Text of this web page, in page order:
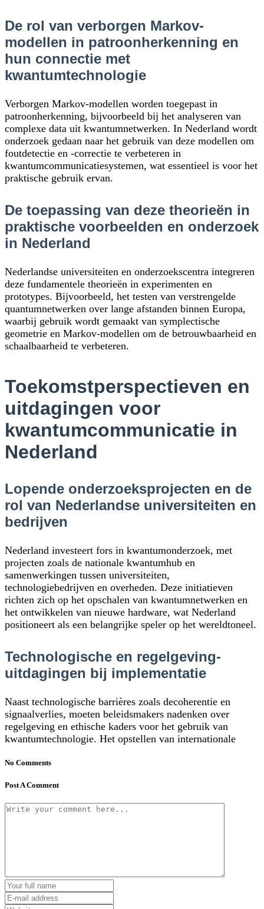
De rol van verborgen Markov-
modellen in patroonherkenning en
hun connectie met
kwantumtechnologie
Verborgen Markov-modellen worden toegepast in
patroonherkenning, bijvoorbeeld bij het analyseren van
complexe data uit kwantumnetwerken. In Nederland wordt
onderzoek gedaan naar het gebruik van deze modellen om
foutdetectie en -correctie te verbeteren in
kwantumcommunicatiesystemen, wat essentieel is voor het
praktische gebruik ervan.
De toepassing van deze theorieën in
praktische voorbeelden en onderzoek
in Nederland
Nederlandse universiteiten en onderzoekscentra integreren
deze fundamentele theorieën in experimenten en
prototypes. Bijvoorbeeld, het testen van verstrengelde
quantumnetwerken over lange afstanden binnen Europa,
waarbij gebruik wordt gemaakt van symplectische
geometrie en Markov-modellen om de betrouwbaarheid en
schaalbaarheid te verbeteren.
Toekomstperspectieven en
uitdagingen voor
kwantumcommunicatie in
Nederland
Lopende onderzoeksprojecten en de
rol van Nederlandse universiteiten en
bedrijven
Nederland investeert fors in kwantumonderzoek, met
projecten zoals de nationale kwantumhub en
samenwerkingen tussen universiteiten,
technologiebedrijven en overheden. Deze initiatieven
richten zich op het opschalen van kwantumnetwerken en
het ontwikkelen van nieuwe hardware, wat Nederland
positioneert als een belangrijke speler op het wereldtoneel.
Technologische en regelgeving-
uitdagingen bij implementatie
Naast technologische barrières zoals decoherentie en
signaalverlies, moeten beleidsmakers nadenken over
regelgeving en ethische kaders voor het gebruik van
kwantumtechnologie. Het opstellen van internationale
No Comments
Post A Comment